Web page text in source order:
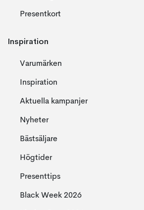
Presentkort
Inspiration
Varumärken
Inspiration
Aktuella kampanjer
Nyheter
Bästsäljare
Högtider
Presenttips
Black Week 2026